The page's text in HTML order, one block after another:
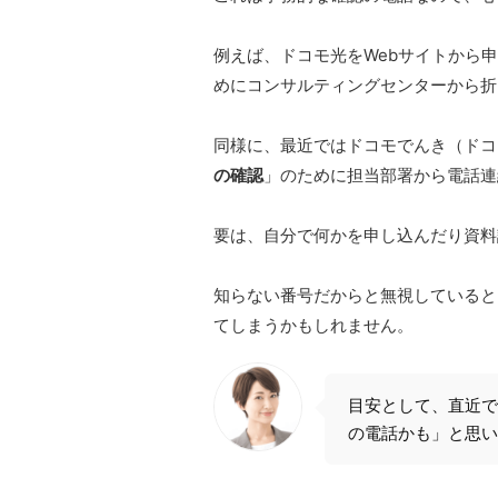
例えば、ドコモ光をWebサイトから
めにコンサルティングセンターから
同様に、最近ではドコモでんき（ド
の確認」のために担当部署から電話
要は、自分で何かを申し込んだり資
知らない番号だからと無視している
てしまうかもしれません。
目安として、直近
の電話かも」と思